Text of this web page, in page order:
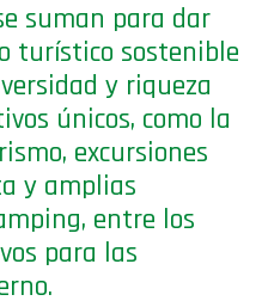
suman para dar
turístico sostenible
y riqueza
únicos, como la
excursiones
y amplias
entre los
para las